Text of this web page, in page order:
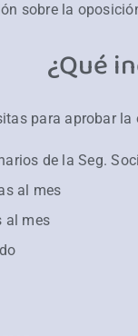
sobre la
¿Qué
para aprobar
de la Seg.
al mes
al mes